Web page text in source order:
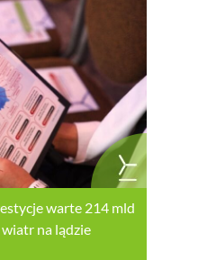
warte 214 mld
wiatr na lądzie